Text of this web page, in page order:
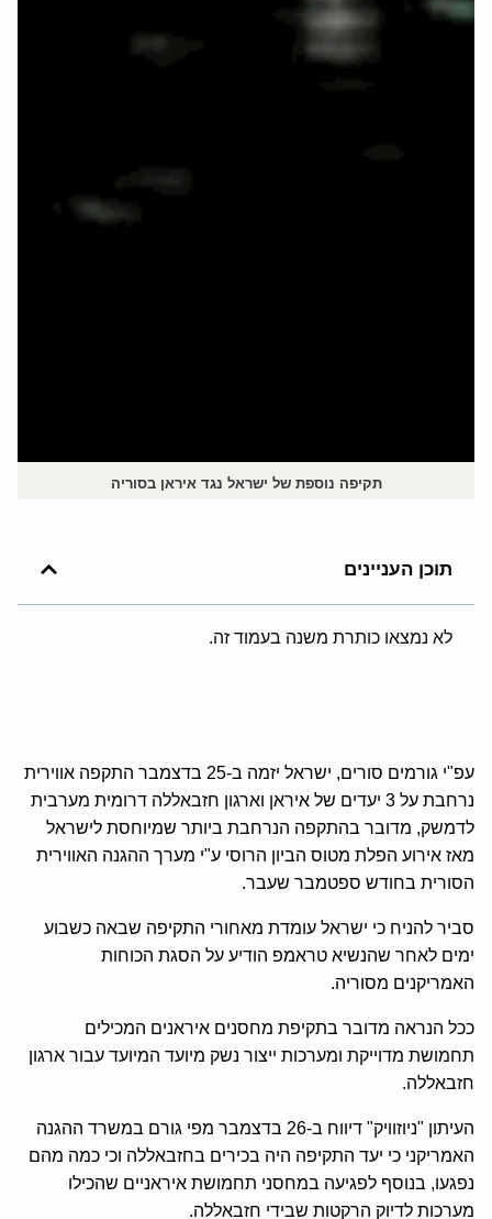
תקיפה נוספת של ישראל נגד איראן בסוריה
תוכן העניינים
לא נמצאו כותרת משנה בעמוד זה.
עפ"י גורמים סורים, ישראל יזמה ב-25 בדצמבר התקפה אווירית
נרחבת על 3 יעדים של איראן וארגון חזבאללה דרומית מערבית
לדמשק, מדובר בהתקפה הנרחבת ביותר שמיוחסת לישראל
מאז אירוע הפלת מטוס הביון הרוסי ע"י מערך ההגנה האווירית
הסורית בחודש ספטמבר שעבר.
סביר להניח כי ישראל עומדת מאחורי התקיפה שבאה כשבוע
ימים לאחר שהנשיא טראמפ הודיע על הסגת הכוחות
האמריקנים מסוריה.
ככל הנראה מדובר בתקיפת מחסנים איראנים המכילים
תחמושת מדוייקת ומערכות ייצור נשק מיועד המיועד עבור ארגון
חזבאללה.
העיתון "ניוזוויק" דיווח ב-26 בדצמבר מפי גורם במשרד ההגנה
האמריקני כי יעד התקיפה היה בכירים בחזבאללה וכי כמה מהם
נפגעו, בנוסף לפגיעה במחסני תחמושת איראניים שהכילו
מערכות לדיוק הרקטות שבידי חזבאללה.